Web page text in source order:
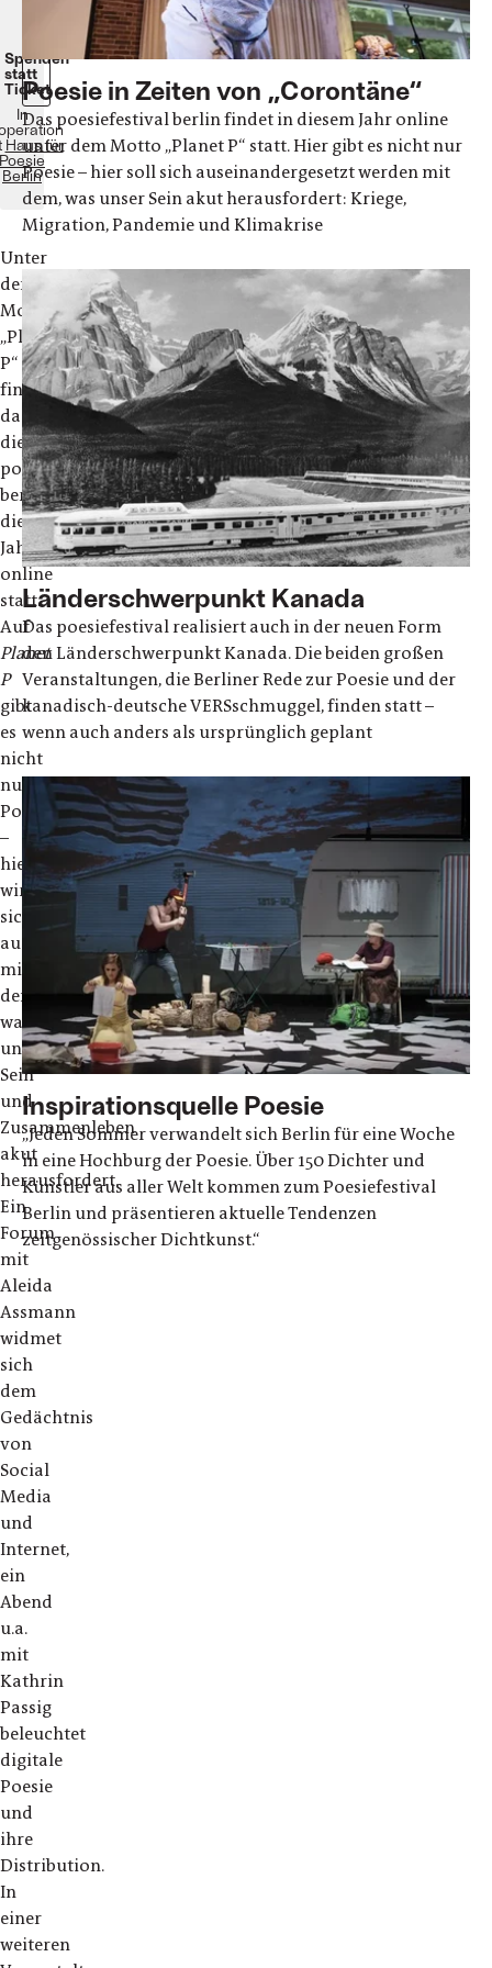
www.poesiefestival.org
Spenden
statt
Ticket
In
Haus für
Poesie
Berlin
Unter
dem
Motto
„Planet
P“
findet
das
diesjährige
poesiefestival
berlin
dieses
Jahr
online
statt.
Auf
Planet
P
gibt
es
nicht
nur
Poesie
–
hier
wird
sich
auseinandergesetzt
mit
dem,
was
unser
Sein
und
Zusammenleben
akut
herausfordert.
Ein
Forum
mit
Aleida
Assmann
widmet
sich
dem
Gedächtnis
von
Social
Media
und
Internet,
ein
Abend
u.a.
mit
Kathrin
Passig
beleuchtet
digitale
Poesie
und
ihre
Distribution.
In
einer
weiteren
Poesie in Zeiten von „Corontäne“
Das poesiefestival berlin findet in diesem Jahr online
unter dem Motto „Planet P“ statt. Hier gibt es nicht nur
Poesie – hier soll sich auseinandergesetzt werden mit
dem, was unser Sein akut herausfordert: Kriege,
Migration, Pandemie und Klimakrise
Länderschwerpunkt Kanada
Das poesiefestival realisiert auch in der neuen Form
den Länderschwerpunkt Kanada. Die beiden großen
Veranstaltungen, die Berliner Rede zur Poesie und der
kanadisch-deutsche VERSschmuggel, finden statt –
wenn auch anders als ursprünglich geplant
Inspirationsquelle Poesie
„Jeden Sommer verwandelt sich Berlin für eine Woche
in eine Hochburg der Poesie. Über 150 Dichter und
Künstler aus aller Welt kommen zum Poesiefestival
Berlin und präsentieren aktuelle Tendenzen
zeitgenössischer Dichtkunst.“